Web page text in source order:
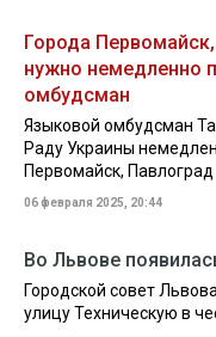
Города
нужно немедленно
омбудсман
Языковой омбудсман
Раду Украины
Первомайск,
06 февраля 2025, 20:44
Во Львове
Городской совет
улицу Техническую в